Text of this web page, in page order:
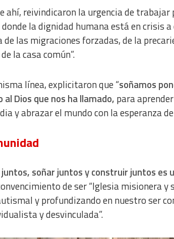
ahí, reivindicaron la urgencia de trabajar
donde la dignidad humana está en crisis
de las migraciones forzadas, de la
la casa común”.
línea, explicitaron que “soñamos
Dios que nos ha llamado, para
y abrazar el mundo con la esperanza
juntos, soñar juntos y construir juntos es
de ser “Iglesia misionera
y profundizando en nuestro ser
y desvinculada”.
through statistics or combinations of data from
content
data
on information actively requested